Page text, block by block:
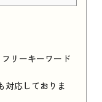
リーキーワード
対応しておりま
買取価格はこち